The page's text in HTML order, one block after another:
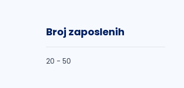
Broj zaposlenih
20 - 50